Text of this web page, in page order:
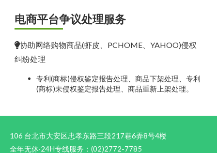
电商平台争议处理服务
协助网络购物商品(虾皮、PCHOME、YAHOO)侵权
纠纷处理
专利(商标)侵权鉴定报告处理、商品下架处理、专利
(商标)未侵权鉴定报告处理、商品重新上架处理。
106 台北市大安区忠孝东路三段217巷6弄8号4楼
全年无休‧24H专线服务：(02)2772-7785